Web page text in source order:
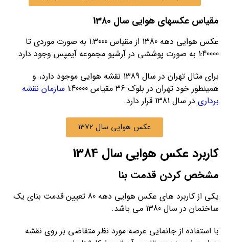
مقیاس عکسهای هوایی سال 1380
عکس هوایی دهه 1380 از مقیاس 1:3000 به صورت موردی تا
1:40000 به صورت پوششی در آرشیو مجموعه آیمپس وجود دارد.
برای مثال تهران در سال 1389 نقشه هوایی موجود دارد، و
همینطور خود تهران در بلوک 36 مقیاس 1:40000
سازمان نقشه
برداری در سال 1381 قرار دارد.
عکس هوایی سال 1372
کاربرد عکس هوایی سال 1384
مشخص کردن قدمت بنا
یکی از کاربرد های عکس هوایی دهه 80 تعیین قدمت بنای یک
ساختمان در سال 1380 می باشد.
با استفاده از جانمایی عرصه مورد نظر متقاضی بر روی نقشه